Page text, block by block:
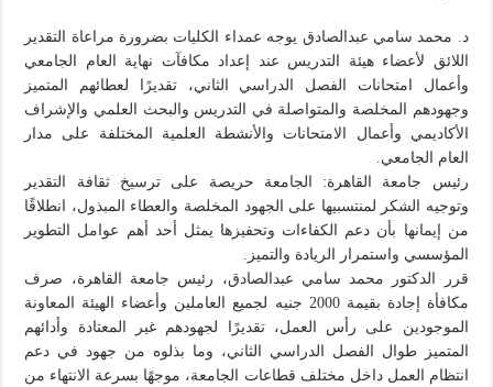
د. محمد سامي عبدالصادق يوجه عمداء الكليات بضرورة مراعاة التقدير
اللائق لأعضاء هيئة التدريس عند إعداد مكافآت نهاية العام الجامعي
وأعمال امتحانات الفصل الدراسي الثاني، تقديرًا لعطائهم المتميز
وجهودهم المخلصة والمتواصلة في التدريس والبحث العلمي والإشراف
الأكاديمي وأعمال الامتحانات والأنشطة العلمية المختلفة على مدار
العام الجامعي.
رئيس جامعة القاهرة: الجامعة حريصة على ترسيخ ثقافة التقدير
وتوجيه الشكر لمنتسبيها على الجهود المخلصة والعطاء المبذول، انطلاقًا
من إيمانها بأن دعم الكفاءات وتحفيزها يمثل أحد أهم عوامل التطوير
المؤسسي واستمرار الريادة والتميز.
قرر الدكتور محمد سامي عبدالصادق، رئيس جامعة القاهرة، صرف
مكافأة إجادة بقيمة 2000 جنيه لجميع العاملين وأعضاء الهيئة المعاونة
الموجودين على رأس العمل، تقديرًا لجهودهم غير المعتادة وأدائهم
المتميز طوال الفصل الدراسي الثاني، وما بذلوه من جهود في دعم
انتظام العمل داخل مختلف قطاعات الجامعة، موجهًا بسرعة الانتهاء من